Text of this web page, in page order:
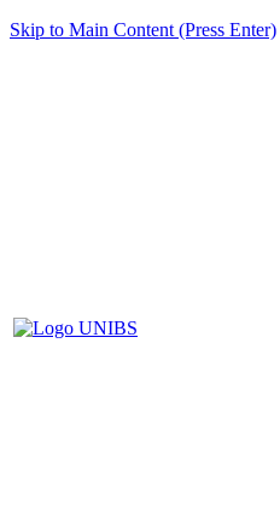
Skip to Main Content (Press Enter)